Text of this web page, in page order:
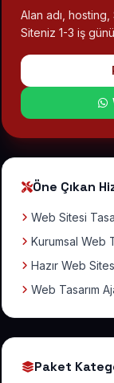
Alan adı,
Siteniz 1-3 iş
Öne Çıkan
Web Sitesi
Kurumsal Web
Hazır Web
Web Tasarım
Paket